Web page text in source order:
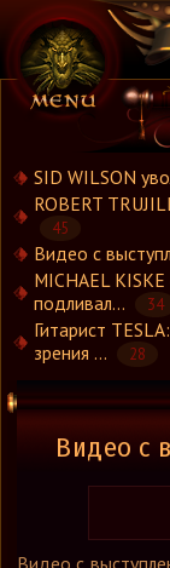
SID WILSON
ROBERT
45
Видео с
MICHAEL
подливал...
34
Гитарист
зрения ...
28
Видео с
Видео с